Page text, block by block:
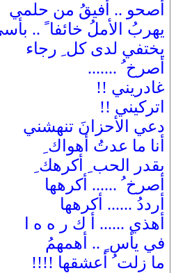
أصحو .. أفيقُ من حلمي
يهربُ الأملُ خائفا ً ..
يختفي لدى كل ِ رجاء
أصرخ ُ .......
غادريني !!
اتركيني !!
دعي الأحزانَ تنهشني
أنا ما عدتُ أهواك ِ
بقدر الحب ِ أكرهك ِ
أصرخ ُ ...... أكرهها
أرددُ ...... أكرهها
أهذي ...... أ ك ر ه ه ا
في يأس ٍ .. أهمهمُ
ما زلت ُ أعشقها !!!!